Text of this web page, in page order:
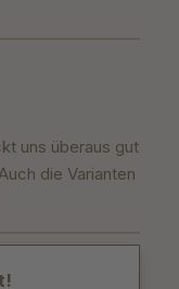
5 Sternen
uns überaus gut
die Varianten